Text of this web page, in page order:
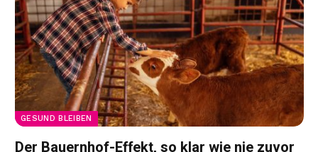
GESUND BLEIBEN
Der Bauernhof-Effekt, so klar wie nie zuvor